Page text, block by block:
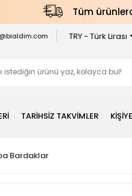
Tüm
TRY - Türk Lirası
TARİHSİZ TAKVİMLER
Bardaklar